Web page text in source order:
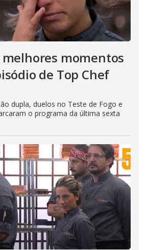
melhores momentos
de Top Chef
dupla, duelos no Teste de Fogo e
o programa da última sexta